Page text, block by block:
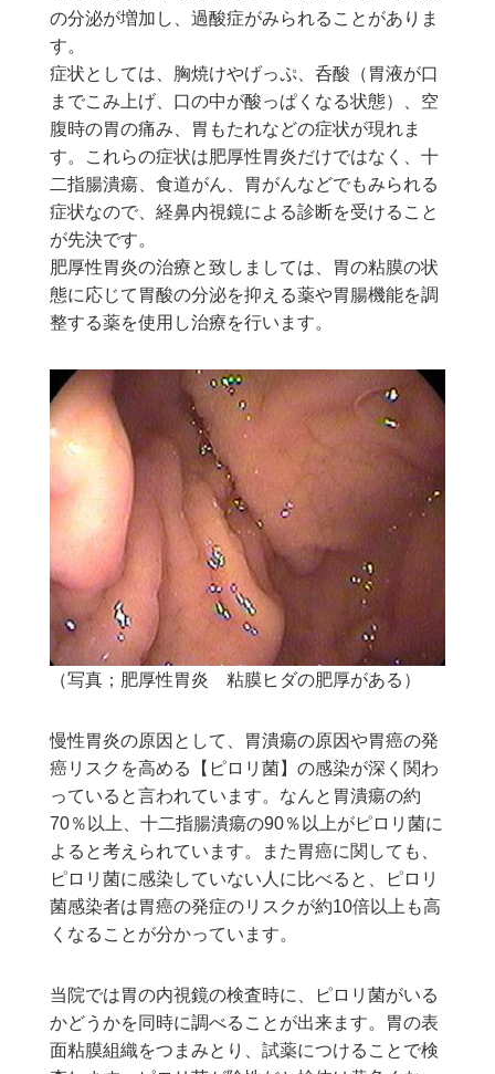
の分泌が増加し、過酸症がみられることがありま
す。
症状としては、胸焼けやげっぷ、呑酸（胃液が口
までこみ上げ、口の中が酸っぱくなる状態）、空
腹時の胃の痛み、胃もたれなどの症状が現れま
す。これらの症状は肥厚性胃炎だけではなく、十
二指腸潰瘍、食道がん、胃がんなどでもみられる
症状なので、経鼻内視鏡による診断を受けること
が先決です。
肥厚性胃炎の治療と致しましては、胃の粘膜の状
態に応じて胃酸の分泌を抑える薬や胃腸機能を調
整する薬を使用し治療を行います。
（写真；肥厚性胃炎 粘膜ヒダの肥厚がある）
慢性胃炎の原因として、胃潰瘍の原因や胃癌の発
癌リスクを高める【ピロリ菌】の感染が深く関わ
っていると言われています。なんと胃潰瘍の約
70％以上、十二指腸潰瘍の90％以上がピロリ菌に
よると考えられています。また胃癌に関しても、
ピロリ菌に感染していない人に比べると、ピロリ
菌感染者は胃癌の発症のリスクが約10倍以上も高
くなることが分かっています。
当院では胃の内視鏡の検査時に、ピロリ菌がいる
かどうかを同時に調べることが出来ます。胃の表
面粘膜組織をつまみとり、試薬につけることで検